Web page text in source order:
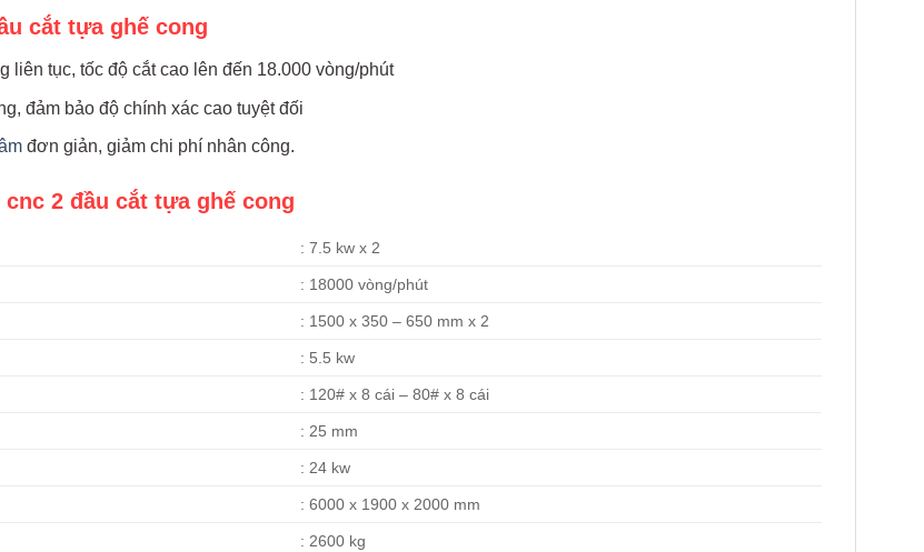
cắt tựa ghế cong
liên tục, tốc độ cắt cao lên đến 18.000 vòng/phút
đảm bảo độ chính xác cao tuyệt đối
đơn giản, giảm chi phí nhân công.
2 đầu cắt tựa ghế cong
: 7.5 kw x 2
: 18000 vòng/phút
: 1500 x 350 – 650 mm x 2
: 5.5 kw
: 120# x 8 cái – 80# x 8 cái
: 25 mm
: 24 kw
: 6000 x 1900 x 2000 mm
: 2600 kg